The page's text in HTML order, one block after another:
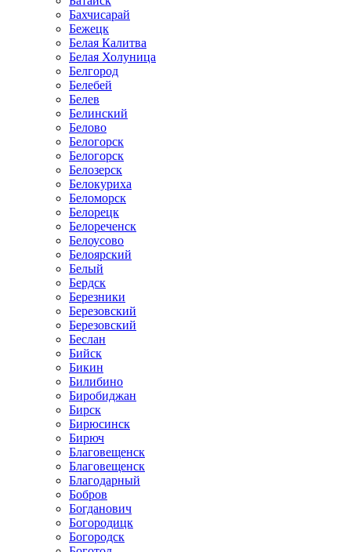
Бахчисарай
Бежецк
Белая Калитва
Белая Холуница
Белгород
Белебей
Белев
Белинский
Белово
Белогорск
Белогорск
Белозерск
Белокуриха
Беломорск
Белорецк
Белореченск
Белоусово
Белоярский
Белый
Бердск
Березники
Березовский
Березовский
Беслан
Бийск
Бикин
Билибино
Биробиджан
Бирск
Бирюсинск
Бирюч
Благовещенск
Благовещенск
Благодарный
Бобров
Богданович
Богородицк
Богородск